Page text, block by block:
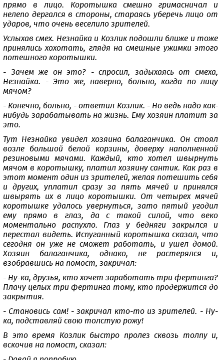
прямо в лицо. Коротышка смешно гримасничал и
нелепо дергался в стороны, стараясь уберечь лицо от
ударов, что очень веселило зрителей.
Услыхав смех. Незнайка и Козлик подошли ближе и тоже
принялись хохотать, глядя на смешные ужимки этого
потешного коротышки.
- Зачем же он это? - спросил, задыхаясь от смеха,
Незнайка. - Это же, наверно, больно, когда по лицу
мячом?
- Конечно, больно, - ответил Козлик. - Но ведь надо как-
нибудь зарабатывать на жизнь. Ему хозяин платит за
это.
Тут Незнайка увидел хозяина балаганчика. Он стоял
возле большой белой корзины, доверху наполненной
резиновыми мячами. Каждый, кто хотел швырнуть
мячом в коротышку, платил хозяину сантик. Как раз в
этот момент один из зрителей, желая потешить себя
и других, уплатил сразу за пять мячей и принялся
швырять их в лицо коротышки. От четырех мячей
коротышке удалось увернуться, зато пятый угодил
ему прямо в глаз, да с такой силой, что веко
моментально распухло. Глаз у бедняги закрылся и
перестал видеть. Испуганный коротышка сказал, что
сегодня он уже не сможет работать, и ушел домой.
Хозяин балаганчика, однако, не растерялся и,
взобравшись на помост, закричал:
- Ну-ка, друзья, кто хочет заработать три фертинга?
Плачу целых три фертинга тому, кто продержится до
закрытия.
- Становись сам! - закричал кто-то из зрителей. - Ну-
ка, подставляй свою толстую рожу!
В это время Козлик быстро пролез сквозь толпу и,
вскочив на помост, сказал: